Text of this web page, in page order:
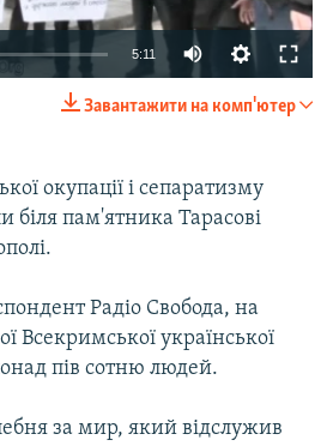
5:11
Завантажити на комп'ютер
окупації і сепаратизму
біля пам'ятника Тарасові
Радіо Свобода, на
Всекримської української
пів сотню людей.
за мир, який відслужив